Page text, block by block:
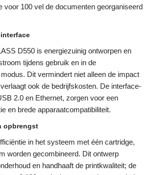
voor 100 vel de documenten georganiseerd
D550 is energiezuinig ontworpen en
tijdens gebruik en in de
Dit vermindert niet alleen de impact
ook de bedrijfskosten. De interface-
2.0 en Ethernet, zorgen voor een
en brede apparaatcompatibiliteit.
opbrengst
in het systeem met één cartridge,
worden gecombineerd. Dit ontwerp
en handhaaft de printkwaliteit; de